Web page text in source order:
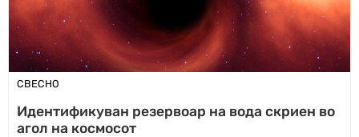
СВЕСНО
Идентификуван резервоар на вода скриен во
агол на космосот